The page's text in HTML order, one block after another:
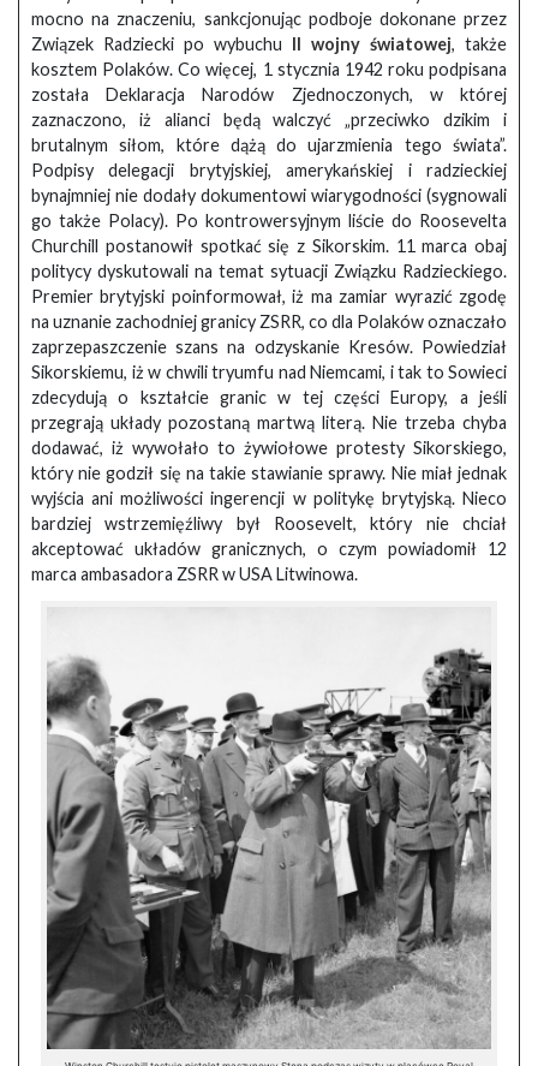
mocno na znaczeniu, sankcjonując podboje dokonane przez
Związek Radziecki po wybuchu
II wojny światowej, także
kosztem Polaków. Co więcej, 1 stycznia 1942 roku podpisana
została Deklaracja Narodów Zjednoczonych, w której
zaznaczono, iż alianci będą walczyć „przeciwko dzikim i
brutalnym siłom, które dążą do ujarzmienia tego świata”.
Podpisy delegacji brytyjskiej, amerykańskiej i radzieckiej
bynajmniej nie dodały dokumentowi wiarygodności (sygnowali
go także Polacy). Po kontrowersyjnym liście do Roosevelta
Churchill postanowił spotkać się z Sikorskim. 11 marca obaj
politycy dyskutowali na temat sytuacji Związku Radzieckiego.
Premier brytyjski poinformował, iż ma zamiar wyrazić zgodę
na uznanie zachodniej granicy ZSRR, co dla Polaków oznaczało
zaprzepaszczenie szans na odzyskanie Kresów. Powiedział
Sikorskiemu, iż w chwili tryumfu nad Niemcami, i tak to Sowieci
zdecydują o kształcie granic w tej części Europy, a jeśli
przegrają układy pozostaną martwą literą. Nie trzeba chyba
dodawać, iż wywołało to żywiołowe protesty Sikorskiego,
który nie godził się na takie stawianie sprawy. Nie miał jednak
wyjścia ani możliwości ingerencji w politykę brytyjską. Nieco
bardziej wstrzemięźliwy był Roosevelt, który nie chciał
akceptować układów granicznych, o czym powiadomił 12
marca ambasadora ZSRR w USA Litwinowa.